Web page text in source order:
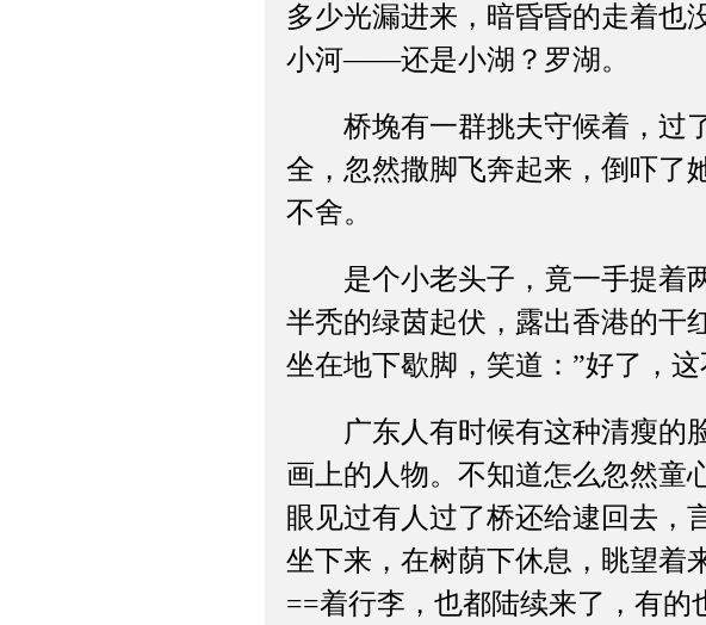
多少光漏进来，暗昏昏的走着
小河——还是小湖？罗湖。
桥堍有一群挑夫守候着，过了
全，忽然撒脚飞奔起来，倒吓了
不舍。
是个小老头子，竟一手提着两
半秃的绿茵起伏，露出香港的干
坐在地下歇脚，笑道：”好了，
广东人有时候有这种清瘦的脸
画上的人物。不知道怎么忽然童
眼见过有人过了桥还给逮回去，
坐下来，在树荫下休息，眺望着
==着行李，也都陆续来了，有的